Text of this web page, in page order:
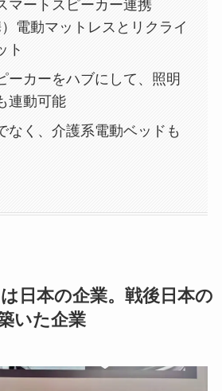
マートスピーカー連携
）電動マットレスとリクライ
ト
ーカーをハブにして、照明
連動可能
なく、介護系電動ベッドも
日本の企業。戦後日本の
いた企業